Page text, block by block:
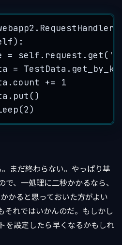
. RequestHandler
):
= self . request . get ('
= TestData .
. count += 1
. put ()
(2)
まだ終わらない。やっぱり基
、一処理に二秒かかるなら、
かると思っておいた方がよい
それではいかんのだ。もしかし
を設定したら早くなるかもしれ